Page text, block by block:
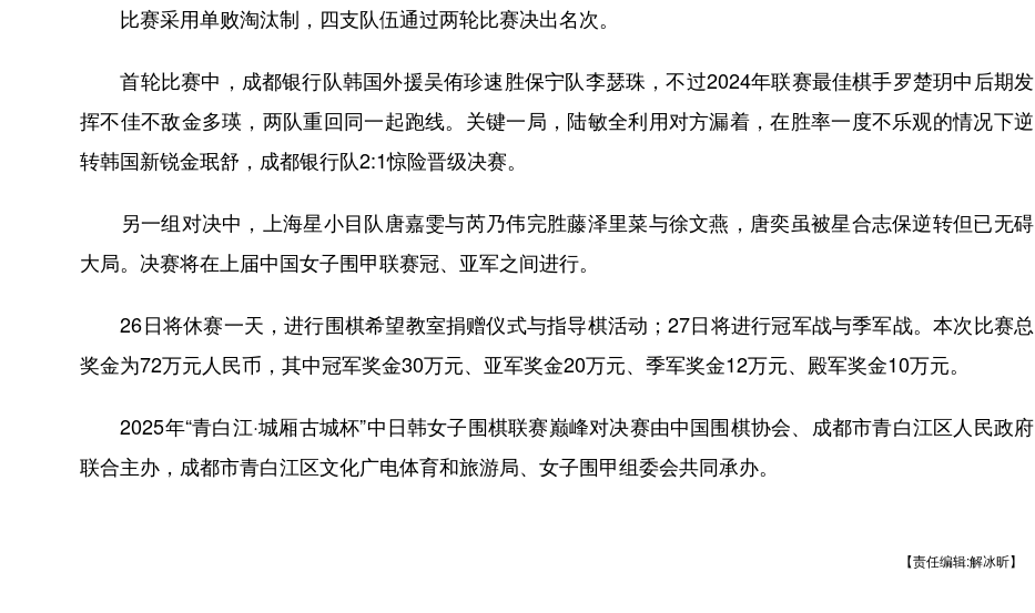
比赛采用单败淘汰制，四支队伍通过两轮比赛决出名次。
首轮比赛中，成都银行队韩国外援吴侑珍速胜保宁队李瑟珠，不过2024年联赛最佳棋手罗楚玥中后期发
挥不佳不敌金多瑛，两队重回同一起跑线。关键一局，陆敏全利用对方漏着，在胜率一度不乐观的情况下逆
转韩国新锐金珉舒，成都银行队2:1惊险晋级决赛。
另一组对决中，上海星小目队唐嘉雯与芮乃伟完胜藤泽里菜与徐文燕，唐奕虽被星合志保逆转但已无碍
大局。决赛将在上届中国女子围甲联赛冠、亚军之间进行。
26日将休赛一天，进行围棋希望教室捐赠仪式与指导棋活动；27日将进行冠军战与季军战。本次比赛总
奖金为72万元人民币，其中冠军奖金30万元、亚军奖金20万元、季军奖金12万元、殿军奖金10万元。
2025年“青白江·城厢古城杯”中日韩女子围棋联赛巅峰对决赛由中国围棋协会、成都市青白江区人民政府
联合主办，成都市青白江区文化广电体育和旅游局、女子围甲组委会共同承办。
【责任编辑:解冰昕】